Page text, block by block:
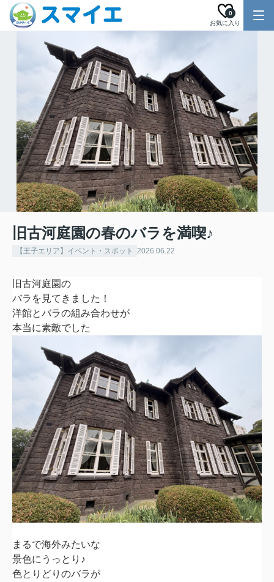
お気に入り
0
旧古河庭園の春のバラを満喫♪
【王子エリア】イベント・スポット 2026.06.22
旧古河庭園の
バラを見てきました！
洋館とバラの組み合わせが
本当に素敵でした
まるで海外みたいな
景色にうっとり♪
色とりどりのバラが